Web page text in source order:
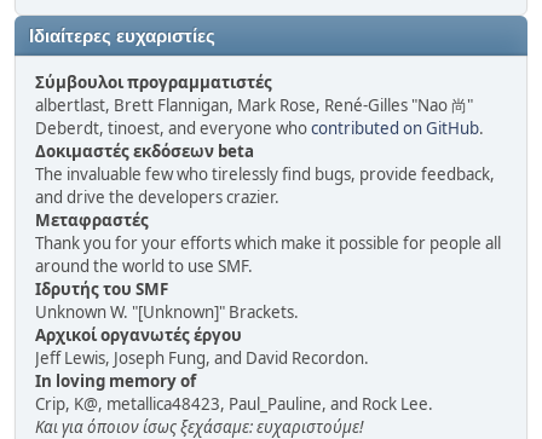
Ιδιαίτερες ευχαριστίες
Σύμβουλοι προγραμματιστές
albertlast, Brett Flannigan, Mark Rose, René-Gilles "Nao 尚"
Deberdt, tinoest, and everyone whocontributed on GitHub.
Δοκιμαστές εκδόσεων beta
The invaluable few who tirelessly find bugs, provide feedback,
and drive the developers crazier.
Μεταφραστές
Thank you for your efforts which make it possible for people all
around the world to use SMF.
Ιδρυτής του SMF
Unknown W. "[Unknown]" Brackets.
Αρχικοί οργανωτές έργου
Jeff Lewis, Joseph Fung, and David Recordon.
In loving memory of
Crip, K@, metallica48423, Paul_Pauline, and Rock Lee.
Και για όποιον ίσως ξεχάσαμε: ευχαριστούμε!